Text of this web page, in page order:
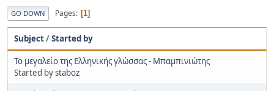
GO DOWN Pages 1
Subject/Started by
Το μεγαλείο της Ελληνικής γλώσσας - Μπαμπινιώτης
Started bystaboz